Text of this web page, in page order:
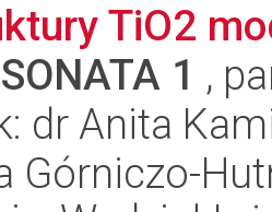
TiO2
SONATA 1 ,
dr Anita
Górniczo-